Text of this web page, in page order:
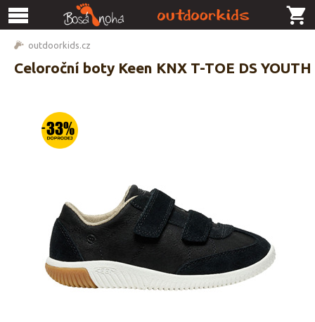
outdoorkids.cz
Celoroční boty Keen KNX T-TOE DS YOUTH